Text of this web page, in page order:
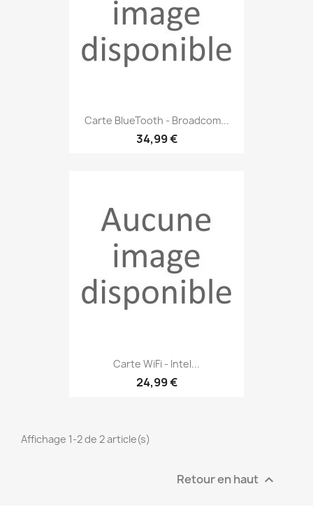
Carte BlueTooth - Broadcom...
34,99 €
Carte WiFi - Intel...
24,99 €
Affichage 1-2 de 2 article(s)
Retour en haut 